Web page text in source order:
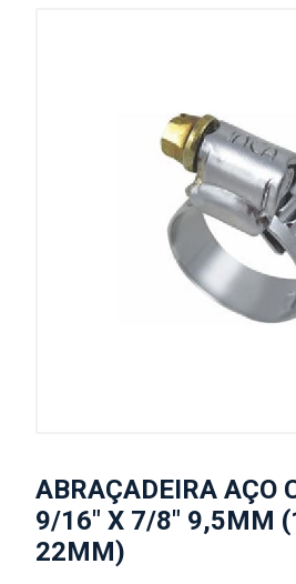
ABRAÇADEIRA AÇO
9/16" X 7/8" 9,5MM
22MM)